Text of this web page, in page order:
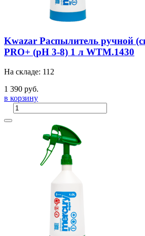
Kwazar Распылитель ручной
PRO+ (pH 3-8) 1 л WTM.1430
На складе: 112
1 390 руб.
в корзину